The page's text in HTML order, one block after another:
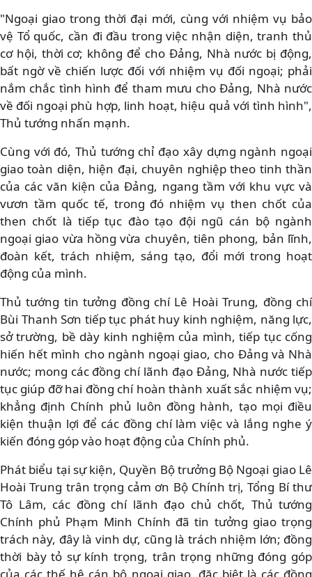
"Ngoại giao trong thời đại mới, cùng với nhiệm vụ bảo
vệ Tổ quốc, cần đi đầu trong việc nhận diện, tranh thủ
cơ hội, thời cơ; không để cho Đảng, Nhà nước bị động,
bất ngờ về chiến lược đối với nhiệm vụ đối ngoại; phải
nắm chắc tình hình để tham mưu cho Đảng, Nhà nước
về đối ngoại phù hợp, linh hoạt, hiệu quả với tình hình",
Thủ tướng nhấn mạnh.
Cùng với đó, Thủ tướng chỉ đạo xây dựng ngành ngoại
giao toàn diện, hiện đại, chuyên nghiệp theo tinh thần
của các văn kiện của Đảng, ngang tầm với khu vực và
vươn tầm quốc tế, trong đó nhiệm vụ then chốt của
then chốt là tiếp tục đào tạo đội ngũ cán bộ ngành
ngoại giao vừa hồng vừa chuyên, tiên phong, bản lĩnh,
đoàn kết, trách nhiệm, sáng tạo, đổi mới trong hoạt
động của mình.
Thủ tướng tin tưởng đồng chí Lê Hoài Trung, đồng chí
Bùi Thanh Sơn tiếp tục phát huy kinh nghiệm, năng lực,
sở trường, bề dày kinh nghiệm của mình, tiếp tục cống
hiến hết mình cho ngành ngoại giao, cho Đảng và Nhà
nước; mong các đồng chí lãnh đạo Đảng, Nhà nước tiếp
tục giúp đỡ hai đồng chí hoàn thành xuất sắc nhiệm vụ;
khẳng định Chính phủ luôn đồng hành, tạo mọi điều
kiện thuận lợi để các đồng chí làm việc và lắng nghe ý
kiến đóng góp vào hoạt động của Chính phủ.
Phát biểu tại sự kiện, Quyền Bộ trưởng Bộ Ngoại giao Lê
Hoài Trung trân trọng cảm ơn Bộ Chính trị, Tổng Bí thư
Tô Lâm, các đồng chí lãnh đạo chủ chốt, Thủ tướng
Chính phủ Phạm Minh Chính đã tin tưởng giao trọng
trách này, đây là vinh dự, cũng là trách nhiệm lớn; đồng
thời bày tỏ sự kính trọng, trân trọng những đóng góp
của các thế hệ cán bộ ngoại giao, đặc biệt là các đồng